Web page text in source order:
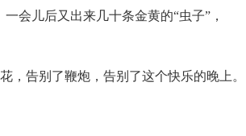
会儿后又出来几十条金黄的“虫子”，
，告别了鞭炮，告别了这个快乐的晚上。